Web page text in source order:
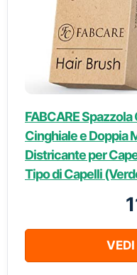
FABCARE
Cinghiale e Doppia
Districante per
Tipo di Capelli